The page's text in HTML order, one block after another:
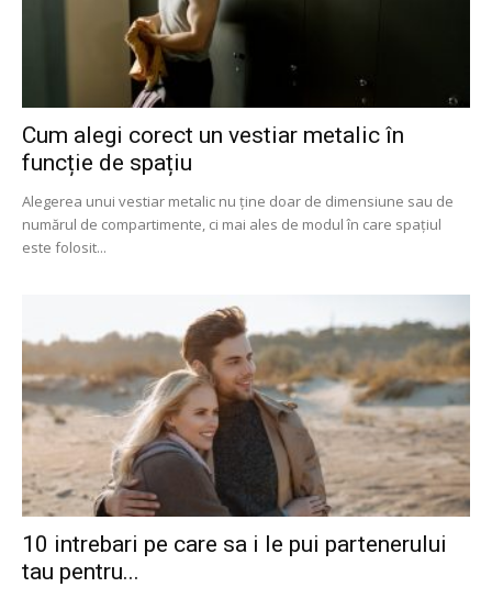
Cum alegi corect un vestiar metalic în
funcție de spațiu
Alegerea unui vestiar metalic nu ține doar de dimensiune sau de
numărul de compartimente, ci mai ales de modul în care spațiul
este folosit...
10 intrebari pe care sa i le pui partenerului
tau pentru...